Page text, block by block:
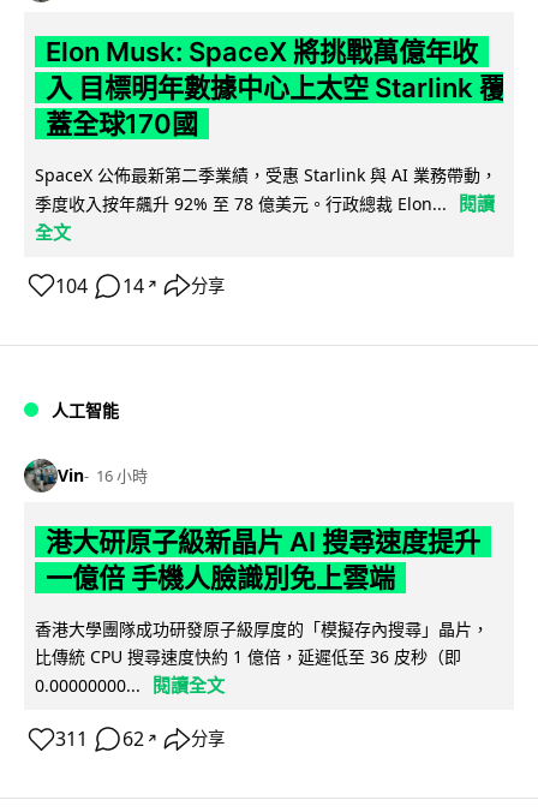
Elon Musk: SpaceX 將挑戰萬億年收
入 目標明年數據中心上太空 Starlink 覆
蓋全球170國
SpaceX 公佈最新第二季業績，受惠 Starlink 與 AI 業務帶動，
季度收入按年飆升 92% 至 78 億美元。行政總裁 Elon...
閱讀
全文
104 14 ↗ 分享
人工智能
Vin 16 小時
港大研原子級新晶片 AI 搜尋速度提升
一億倍 手機人臉識別免上雲端
香港大學團隊成功研發原子級厚度的「模擬存內搜尋」晶片，
比傳統 CPU 搜尋速度快約 1 億倍，延遲低至 36 皮秒（即
0.00000000...
閱讀全文
311 62 ↗ 分享